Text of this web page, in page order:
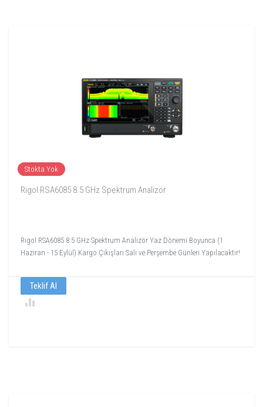
Stokta Yok
Rigol RSA6085 8.5 GHz Spektrum Analizör
Rigol RSA6085 8.5 GHz Spektrum Analizör Yaz Dönemi Boyunca (1
Haziran - 15 Eylül) Kargo Çıkışları Salı ve Perşembe Günleri Yapılacaktır!
Teklif Al